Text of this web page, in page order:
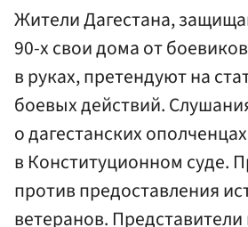
Жители Дагестана,
90-х свои дома от
в руках, претендуют на
боевых действий.
о дагестанских
в Конституционном суде.
против предоставления
ветеранов. Представители